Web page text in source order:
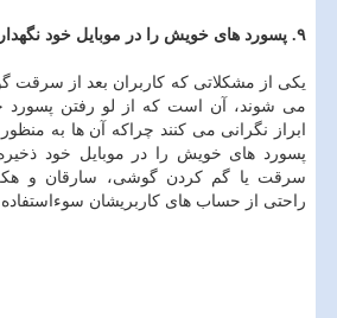
۹. پسورد های خویش را در موبایل خود نگهداری نكنید
یكی از مشكلاتی كه كاربران بعد از سرقت
می شوند، آن است كه از لو رفتن پسورد
ابراز نگرانی می كنند چراكه آن ها به
پسورد های خویش را در موبایل خود
سرقت یا گم كردن گوشی، سارقان و
راحتی از حساب های كاربریشان سوءاستفاده